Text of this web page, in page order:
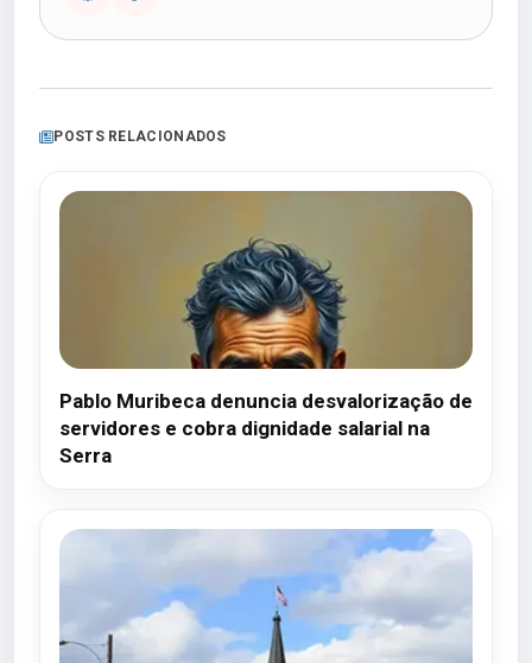
POSTS RELACIONADOS
Pablo Muribeca denuncia desvalorização de
servidores e cobra dignidade salarial na
Serra